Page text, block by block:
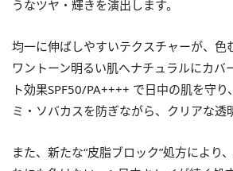
うなツヤ・輝きを演出します。
均一に伸ばしやすいテクスチャーが、色
ワントーン明るい肌へナチュラルにカバ
ト効果SPF50/PA++++ で日中の肌を守
ミ・ソバカスを防ぎながら、クリアな透
また、新たな“皮脂ブロック”処方により